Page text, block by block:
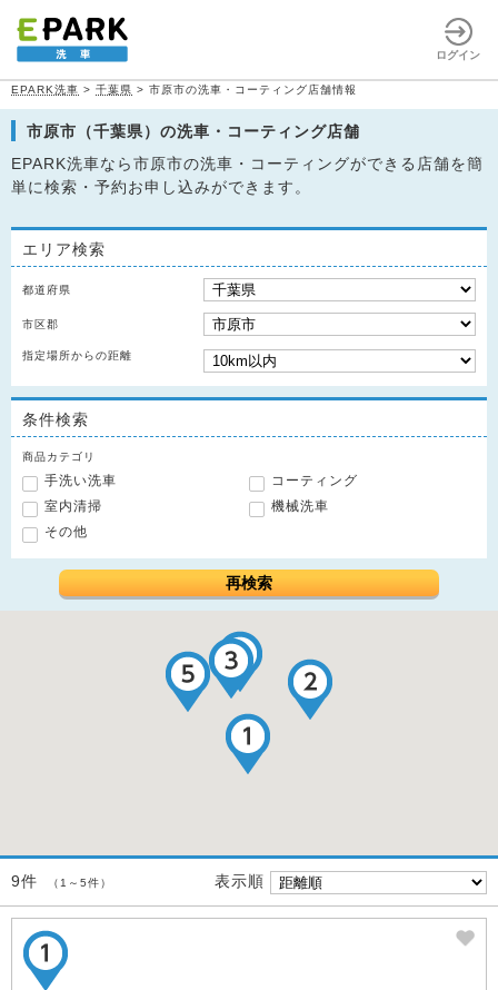
ログイン
EPARK洗車 > 千葉県 > 市原市の洗車・コーティング店舗情報
市原市（千葉県）の洗車・コーティング店舗
EPARK洗車なら市原市の洗車・コーティングができる店舗を簡
単に検索・予約お申し込みができます。
エリア検索
都道府県
市区郡
指定場所からの距離
条件検索
商品カテゴリ
手洗い洗車
コーティング
室内清掃
機械洗車
その他
再検索
9件 （1～5件） 表示順